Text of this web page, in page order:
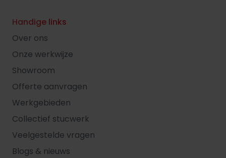
Handige links
Over ons
Onze werkwijze
Showroom
Offerte aanvragen
Werkgebieden
Collectief stucwerk
Veelgestelde vragen
Blogs & nieuws